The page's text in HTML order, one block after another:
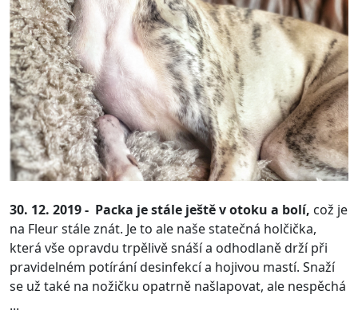
30. 12. 2019 - Packa je stále ještě v otoku a bolí, což je
na Fleur stále znát. Je to ale naše statečná holčička,
která vše opravdu trpělivě snáší a odhodlaně drží při
pravidelném potírání desinfekcí a hojivou mastí. Snaží
se už také na nožičku opatrně našlapovat, ale nespěchá
...